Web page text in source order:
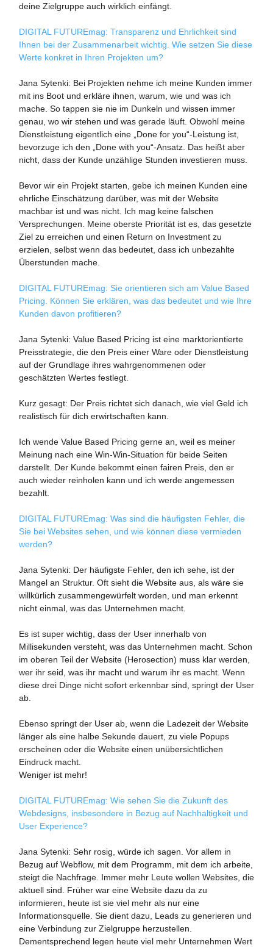
deine Zielgruppe auch wirklich einfängt.
DIGITAL FUTUREmag: Transparenz und Ehrlichkeit sind
Ihnen bei der Zusammenarbeit wichtig. Wie setzen Sie diese
Werte konkret in Ihren Projekten um?
Jana Sytenki: Bei Projekten nehme ich meine Kunden immer
mit ins Boot und erkläre ihnen, warum, wie und was ich
mache. So tappen sie nie im Dunkeln und wissen immer
genau, wo wir stehen und was gerade läuft. Obwohl meine
Dienstleistung eigentlich eine „Done for you“-Leistung ist,
bevorzuge ich den „Done with you“-Ansatz. Das heißt aber
nicht, dass der Kunde unzählige Stunden investieren muss.
Bevor wir ein Projekt starten, gebe ich meinen Kunden eine
ehrliche Einschätzung darüber, was mit der Website
machbar ist und was nicht. Ich mag keine falschen
Versprechungen. Meine oberste Priorität ist es, das gesetzte
Ziel zu erreichen und einen Return on Investment zu
erzielen, selbst wenn das bedeutet, dass ich unbezahlte
Überstunden mache.
DIGITAL FUTUREmag: Sie orientieren sich am Value Based
Pricing. Können Sie erklären, was das bedeutet und wie Ihre
Kunden davon profitieren?
Jana Sytenki: Value Based Pricing ist eine marktorientierte
Preisstrategie, die den Preis einer Ware oder Dienstleistung
auf der Grundlage ihres wahrgenommenen oder
geschätzten Wertes festlegt.
Kurz gesagt: Der Preis richtet sich danach, wie viel Geld ich
realistisch für dich erwirtschaften kann.
Ich wende Value Based Pricing gerne an, weil es meiner
Meinung nach eine Win-Win-Situation für beide Seiten
darstellt. Der Kunde bekommt einen fairen Preis, den er
auch wieder reinholen kann und ich werde angemessen
bezahlt.
DIGITAL FUTUREmag: Was sind die häufigsten Fehler, die
Sie bei Websites sehen, und wie können diese vermieden
werden?
Jana Sytenki: Der häufigste Fehler, den ich sehe, ist der
Mangel an Struktur. Oft sieht die Website aus, als wäre sie
willkürlich zusammengewürfelt worden, und man erkennt
nicht einmal, was das Unternehmen macht.
Es ist super wichtig, dass der User innerhalb von
Millisekunden versteht, was das Unternehmen macht. Schon
im oberen Teil der Website (Herosection) muss klar werden,
wer ihr seid, was ihr macht und warum ihr es macht. Wenn
diese drei Dinge nicht sofort erkennbar sind, springt der User
ab.
Ebenso springt der User ab, wenn die Ladezeit der Website
länger als eine halbe Sekunde dauert, zu viele Popups
erscheinen oder die Website einen unübersichtlichen
Eindruck macht.
Weniger ist mehr!
DIGITAL FUTUREmag: Wie sehen Sie die Zukunft des
Webdesigns, insbesondere in Bezug auf Nachhaltigkeit und
User Experience?
Jana Sytenki: Sehr rosig, würde ich sagen. Vor allem in
Bezug auf Webflow, mit dem Programm, mit dem ich arbeite,
steigt die Nachfrage. Immer mehr Leute wollen Websites, die
aktuell sind. Früher war eine Website dazu da zu
informieren, heute ist sie viel mehr als nur eine
Informationsquelle. Sie dient dazu, Leads zu generieren und
eine Verbindung zur Zielgruppe herzustellen.
Dementsprechend legen heute viel mehr Unternehmen Wert